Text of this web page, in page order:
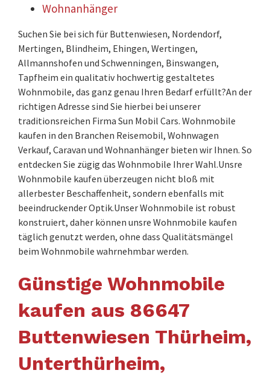
Wohnanhänger
Suchen Sie bei sich für Buttenwiesen, Nordendorf,
Mertingen, Blindheim, Ehingen, Wertingen,
Allmannshofen und Schwenningen, Binswangen,
Tapfheim ein qualitativ hochwertig gestaltetes
Wohnmobile, das ganz genau Ihren Bedarf erfüllt?An der
richtigen Adresse sind Sie hierbei bei unserer
traditionsreichen Firma Sun Mobil Cars. Wohnmobile
kaufen in den Branchen Reisemobil, Wohnwagen
Verkauf, Caravan und Wohnanhänger bieten wir Ihnen. So
entdecken Sie zügig das Wohnmobile Ihrer Wahl.Unsre
Wohnmobile kaufen überzeugen nicht bloß mit
allerbester Beschaffenheit, sondern ebenfalls mit
beeindruckender Optik.Unser Wohnmobile ist robust
konstruiert, daher können unsre Wohnmobile kaufen
täglich genutzt werden, ohne dass Qualitätsmängel
beim Wohnmobile wahrnehmbar werden.
Günstige Wohnmobile
kaufen aus 86647
Buttenwiesen Thürheim,
Unterthürheim,